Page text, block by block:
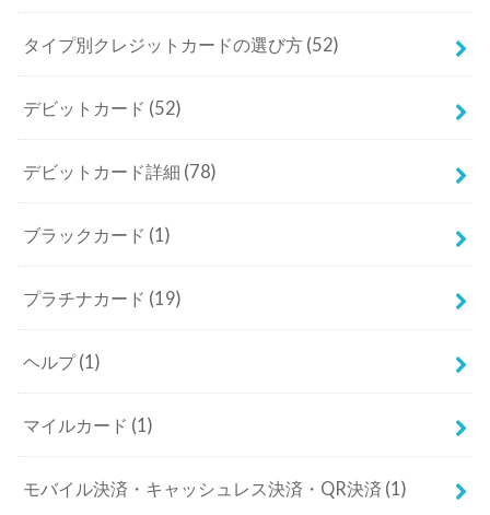
タイプ別クレジットカードの選び方 (52)
デビットカード (52)
デビットカード詳細 (78)
ブラックカード (1)
プラチナカード (19)
ヘルプ(1)
マイルカード (1)
モバイル決済・キャッシュレス決済・QR決済 (1)